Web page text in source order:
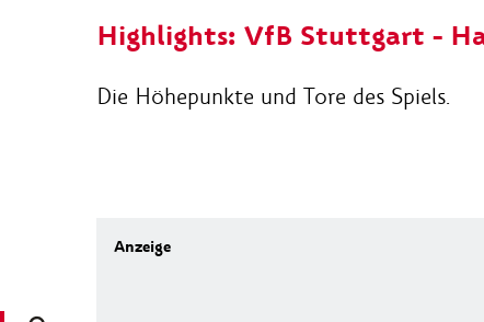
Highlights: VfB Stuttgart -
Die Höhepunkte und Tore des Spiels.